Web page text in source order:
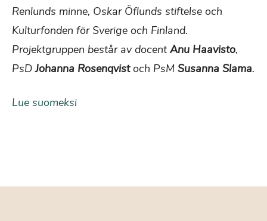
Renlunds minne, Oskar Öflunds stiftelse och
Kulturfonden för Sverige och Finland.
Projektgruppen består av docent Anu Haavisto,
PsDJohanna Rosenqvistoch PsM Susanna Slama.
Lue suomeksi